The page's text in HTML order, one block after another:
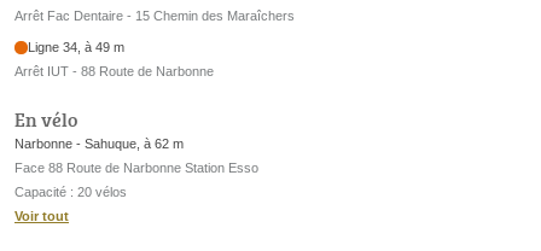
Arrêt Fac Dentaire - 15 Chemin des Maraîchers
Ligne 34, à 49 m
Arrêt IUT - 88 Route de Narbonne
En vélo
Narbonne - Sahuque, à 62 m
Face 88 Route de Narbonne Station Esso
Capacité : 20 vélos
Voir tout